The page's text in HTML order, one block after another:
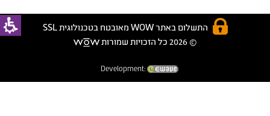
התשלום באתר WOW מאובטח בטכנולוגית SSL
© 2026 כל הזכויות שמורות
Development: